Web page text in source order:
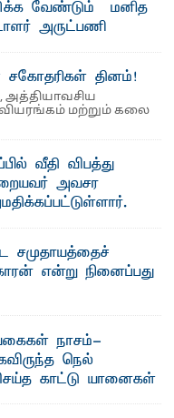
வேண்டும் – மனித
அருட்பணி
அரசுசாரா
சட்டமூலத்தை ...
சகோதரிகள் தினம்!
அத்தியாவசிய
மற்றும் கலை
வீதி விபத்து
அவசர
சமுதாயத்தைச்
என்று நினைப்பது
நாசம்-
நெல்
காட்டு யானைகள்